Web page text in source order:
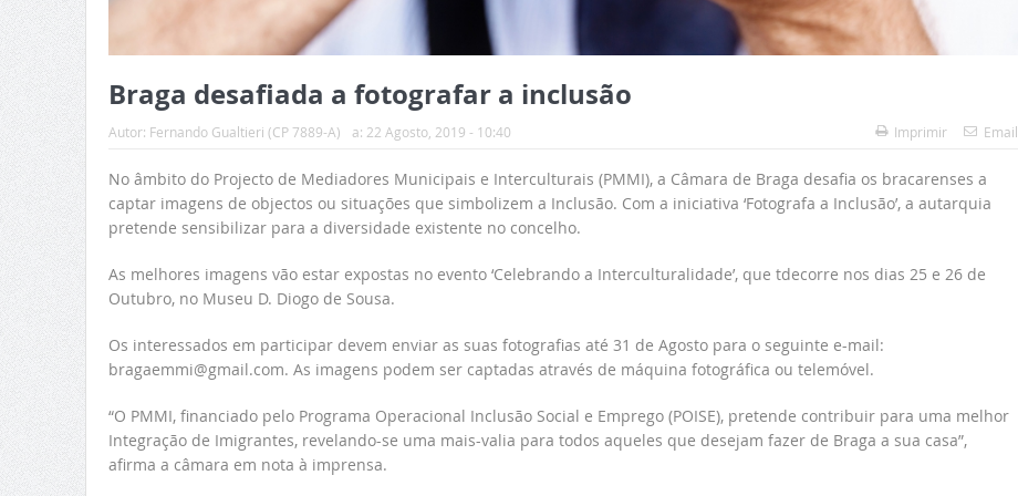
Braga desafiada a fotografar a inclusão
Autor: Fernando Gualtieri (CP 7889-A) a: 22 Agosto, 2019 - 10:40 Imprimir Email
No âmbito do Projecto de Mediadores Municipais e Interculturais (PMMI), a Câmara de Braga desafia os bracarenses a
captar imagens de objectos ou situações que simbolizem a Inclusão. Com a iniciativa ‘Fotografa a Inclusão’, a autarquia
pretende sensibilizar para a diversidade existente no concelho.
As melhores imagens vão estar expostas no evento ‘Celebrando a Interculturalidade’, que tdecorre nos dias 25 e 26 de
Outubro, no Museu D. Diogo de Sousa.
Os interessados em participar devem enviar as suas fotografias até 31 de Agosto para o seguinte e-mail:
bragaemmi@gmail.com. As imagens podem ser captadas através de máquina fotográfica ou telemóvel.
“O PMMI, financiado pelo Programa Operacional Inclusão Social e Emprego (POISE), pretende contribuir para uma melhor
Integração de Imigrantes, revelando-se uma mais-valia para todos aqueles que desejam fazer de Braga a sua casa”,
afirma a câmara em nota à imprensa.